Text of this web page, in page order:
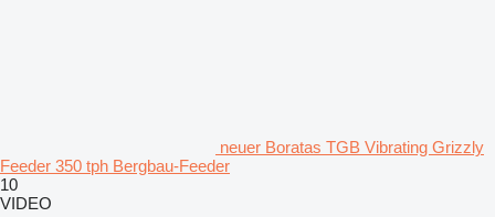
neuer Boratas TGB Vibrating Grizzly
Feeder 350 tph Bergbau-Feeder
10
VIDEO